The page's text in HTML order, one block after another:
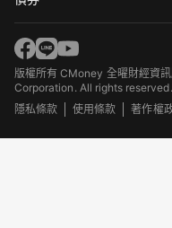
版權所有 CMoney 全曜財經
Corporation. All rights reserved.
隱私條款
使用條款 著作權